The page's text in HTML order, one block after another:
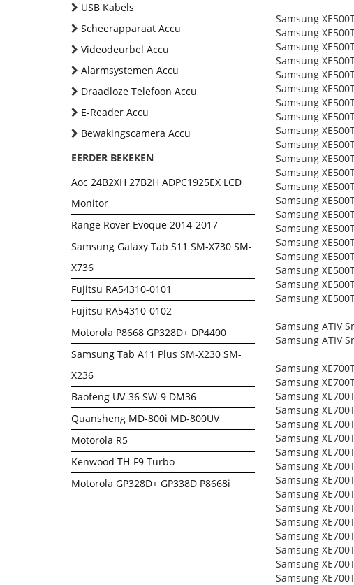
USB Kabels
Scheerapparaat Accu
Videodeurbel Accu
Alarmsystemen Accu
Draadloze Telefoon Accu
E-Reader Accu
Bewakingscamera Accu
EERDER BEKEKEN
Aoc 24B2XH 27B2H ADPC1925EX LCD
Monitor
Range Rover Evoque 2014-2017
Samsung Galaxy Tab S11 SM-X730 SM-
X736
Fujitsu RA54310-0101
Fujitsu RA54310-0102
Motorola P8668 GP328D+ DP4400
Samsung Tab A11 Plus SM-X230 SM-
X236
Baofeng UV-36 SW-9 DM36
Quansheng MD-800i MD-800UV
Motorola R5
Kenwood TH-F9 Turbo
Motorola GP328D+ GP338D P8668i
Samsung
Samsung
Samsung
Samsung
Samsung
Samsung
Samsung
Samsung
Samsung
Samsung
Samsung
Samsung
Samsung
Samsung
Samsung
Samsung
Samsung
Samsung
Samsung
Samsung
Samsung
Samsung ATIV
Samsung ATIV
Samsung
Samsung
Samsung
Samsung
Samsung
Samsung
Samsung
Samsung
Samsung
Samsung
Samsung
Samsung
Samsung
Samsung
Samsung
Samsung